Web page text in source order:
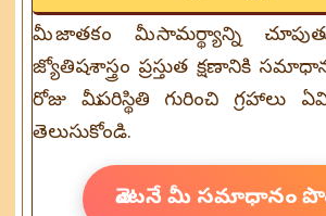
మీ జాతకం మీ సామర్థ్యాన్ని
జ్యోతిషశాస్త్రం ప్రస్తుత క్షణానికి
రోజు మీ పరిస్థితి గురించి గ్రహాలు
తెలుసుకోండి.
వెంటనే మీ సమాధానం